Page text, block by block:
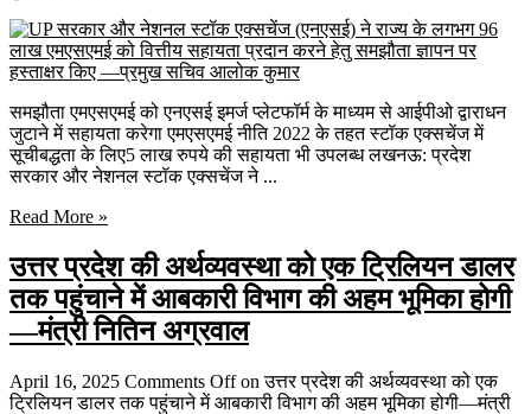
समझौता एमएसएमई को एनएसई इमर्ज प्लेटफॉर्म के माध्यम से आईपीओ द्वाराधन
जुटाने में सहायता करेगा एमएसएमई नीति 2022 के तहत स्टॉक एक्सचेंज में
सूचीबद्धता के लिए5 लाख रुपये की सहायता भी उपलब्ध लखनऊ: प्रदेश
सरकार और नेशनल स्टॉक एक्सचेंज ने ...
Read More »
उत्तर प्रदेश की अर्थव्यवस्था को एक ट्रिलियन डालर
तक पहुंचाने में आबकारी विभाग की अहम भूमिका होगी
—मंत्री नितिन अग्रवाल
April 16, 2025 Comments Offon उत्तर प्रदेश की अर्थव्यवस्था को एक
ट्रिलियन डालर तक पहुंचाने में आबकारी विभाग की अहम भूमिका होगी—मंत्री